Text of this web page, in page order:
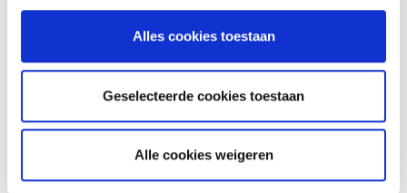
Alles cookies toestaan
Geselecteerde cookies toestaan
Alle cookies weigeren
De afvoer bij Lobith is afgelopen dagen gedaald naar
naar circa 1000 m3/s begin volgende week. Ook de
verwachte daggemiddelde Maasafvoer is langzaam aan
weken. Ondanks de gevallen neerslag ligt het
neerslagtekort rond de 5% droogste jaren. De